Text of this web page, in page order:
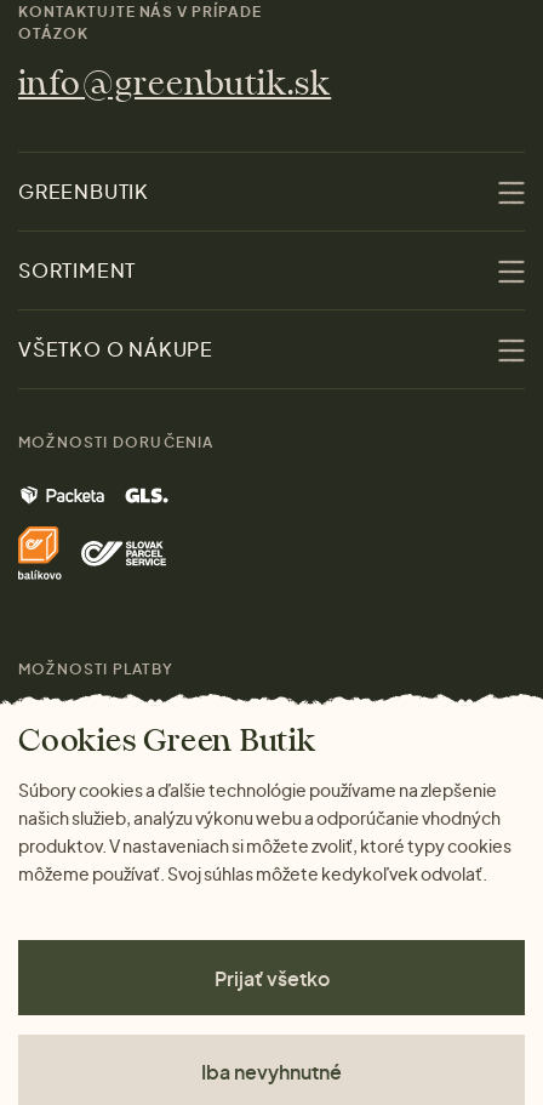
KONTAKTUJTE NÁS V PRÍPADE
OTÁZOK
info@greenbutik.sk
GREENBUTIK
Udržateľnosť
Kontakt
Značky
Pre médiá
SORTIMENT
Zľavy
Ženy
Muži
Domov
Darčeky
VŠETKO O NÁKUPE
Doprava a platba
MOŽNOSTI DORUČENIA
MOŽNOSTI PLATBY
Cookies Green Butik
Súbory cookies a ďalšie technológie používame na zlepšenie
našich služieb, analýzu výkonu webu a odporúčanie vhodných
produktov. V nastaveniach si môžete zvoliť, ktoré typy cookies
môžeme používať. Svoj súhlas môžete kedykoľvek odvolať.
Prijať všetko
Iba nevyhnutné